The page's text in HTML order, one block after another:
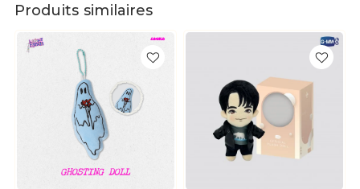
Produits similaires